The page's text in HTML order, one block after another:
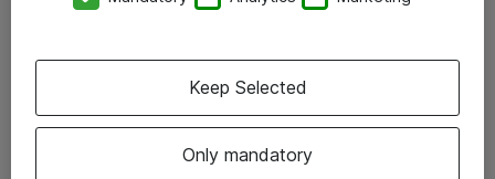
Only mandatory
Keep Selected